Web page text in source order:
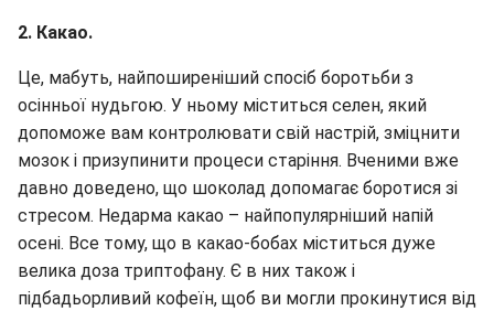
2. Какао.
Це, мабуть, найпоширеніший спосіб боротьби з
осінньої нудьгою. У ньому міститься селен, який
допоможе вам контролювати свій настрій, зміцнити
мозок і призупинити процеси старіння. Вченими вже
давно доведено, що шоколад допомагає боротися зі
стресом. Недарма какао – найпопулярніший напій
осені. Все тому, що в какао-бобах міститься дуже
велика доза триптофану. Є в них також і
підбадьорливий кофеїн, щоб ви могли прокинутися від